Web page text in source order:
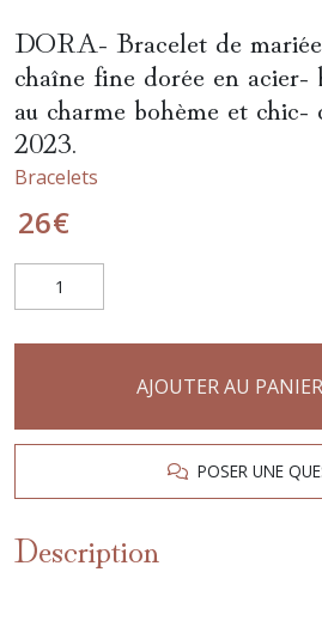
DORA- Bracelet de
chaîne fine dorée en acier-
au charme bohème et
2023.
Bracelets
26€
AJOUTER AU PANIER
POSER UNE
Description